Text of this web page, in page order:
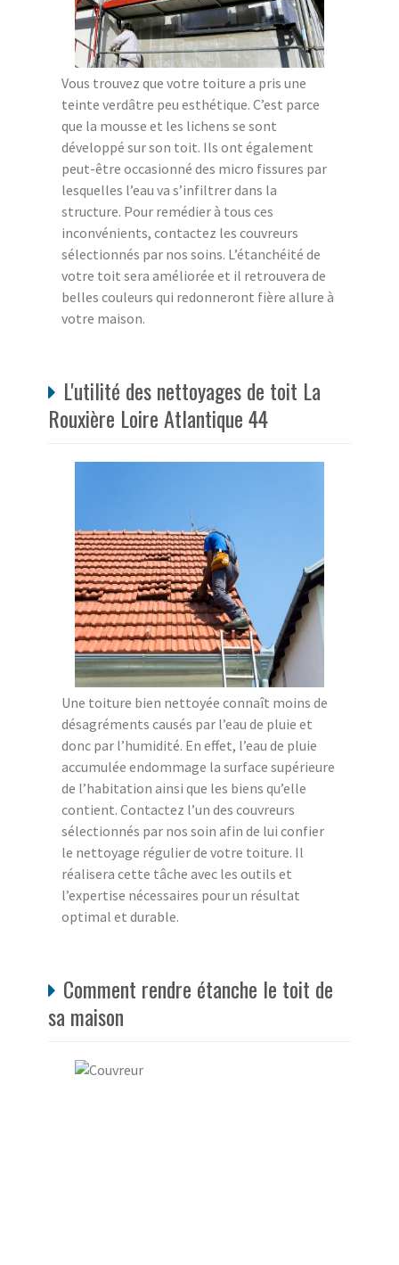
Vous trouvez que votre toiture a pris une
teinte verdâtre peu esthétique. C’est parce
que la mousse et les lichens se sont
développé sur son toit. Ils ont également
peut-être occasionné des micro fissures par
lesquelles l’eau va s’infiltrer dans la
structure. Pour remédier à tous ces
inconvénients, contactez les couvreurs
sélectionnés par nos soins. L’étanchéité de
votre toit sera améliorée et il retrouvera de
belles couleurs qui redonneront fière allure à
votre maison.
L'utilité des nettoyages de toit La
Rouxière Loire Atlantique 44
Une toiture bien nettoyée connaît moins de
désagréments causés par l’eau de pluie et
donc par l’humidité. En effet, l’eau de pluie
accumulée endommage la surface supérieure
de l’habitation ainsi que les biens qu’elle
contient. Contactez l’un des couvreurs
sélectionnés par nos soin afin de lui confier
le nettoyage régulier de votre toiture. Il
réalisera cette tâche avec les outils et
l’expertise nécessaires pour un résultat
optimal et durable.
Comment rendre étanche le toit de
sa maison